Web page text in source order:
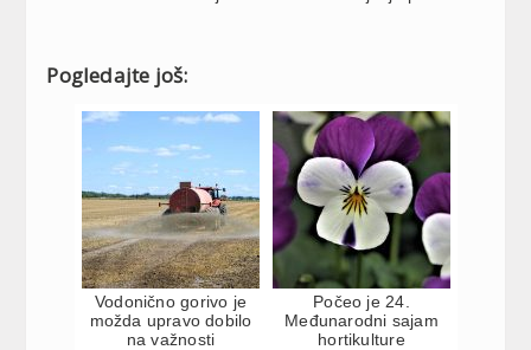
Pogledajte još:
Vodonično gorivo je
možda upravo dobilo
na važnosti
Počeo je 24.
Međunarodni sajam
hortikulture